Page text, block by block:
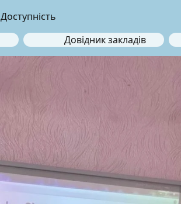
Доступність
Довідник закладів